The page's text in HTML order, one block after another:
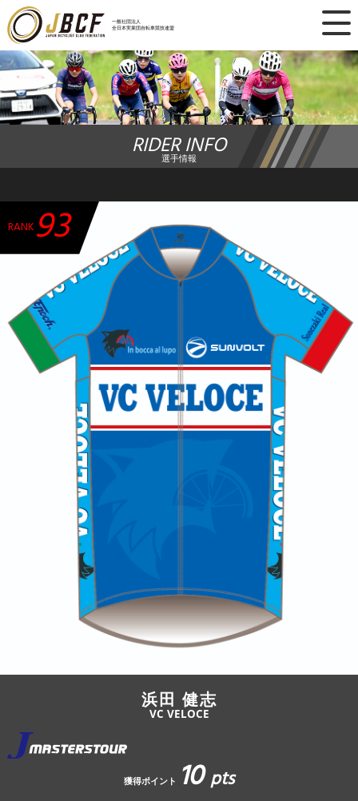
一般社団法人
全日本実業団自転車競技連盟
×
ニュース
レース日程
ランキング
チーム・選手
競技ガイド
加盟・登録
エントリー
JBCF ROAD SERIESとは
RIDER INFO
選手情報
RANK93
浜田 健志
VC VELOCE
獲得ポイント 10pts